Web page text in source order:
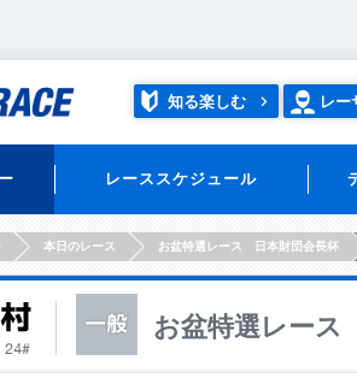
知る楽しむ レー
レーススケジュール
本日のレース お盆特選レース 日本財団会長杯
お盆特選レー